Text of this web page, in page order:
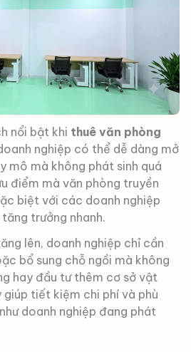
nổi bật khi thuê văn phòng
nghiệp có thể dễ dàng mở
mô mà không phát sinh quá
điểm mà văn phòng truyền
biệt với các doanh nghiệp
trưởng nhanh.
lên, doanh nghiệp chỉ cần
bổ sung chỗ ngồi mà không
hay đầu tư thêm cơ sở vật
giúp tiết kiệm chi phí và phù
doanh nghiệp đang phát